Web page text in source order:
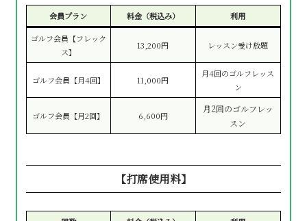
会員プラン 料金（税込み） 利用
ゴルフ会員【フレック
ス】
13,200円 レッスン受け放題
ゴルフ会員【月4回】 11,000円
月4回のゴルフレッス
ン
ゴルフ会員【月2回】 6,600円
月2回のゴルフレッ
スン
【打席使用料】